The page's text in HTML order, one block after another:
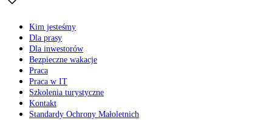
Kim jesteśmy
Dla prasy
Dla inwestorów
Bezpieczne wakacje
Praca
Praca w IT
Szkolenia turystyczne
Kontakt
Standardy Ochrony Małoletnich